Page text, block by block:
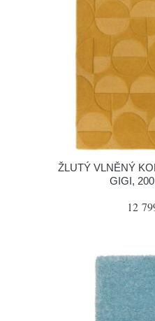
ŽLUTÝ VLNĚNÝ
GIGI,
12